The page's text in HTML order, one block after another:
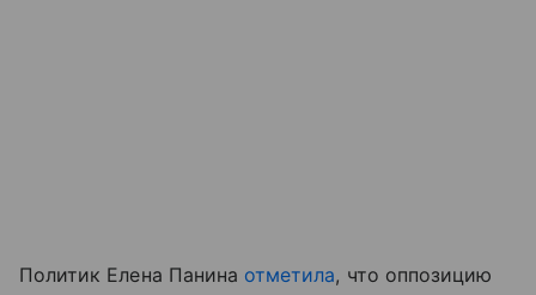
Политик Елена Панина отметила, что оппозицию